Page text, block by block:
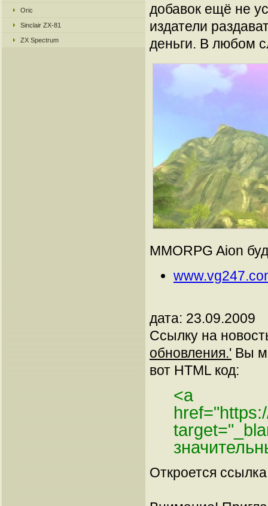
Oric
Sinclair ZX-81
ZX Spectrum
добавок ещё не
издатели
деньги. В любом
MMORPG Aion
дата: 23.09.2009
Ссылку на
обновления.' Вы
вот HTML код:
<a
Откроется